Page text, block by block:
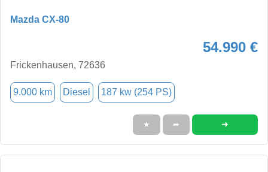
Mazda CX-80
54.990 €
Frickenhausen, 72636
9.000 km Diesel 187 kw (254 PS)
★ ➦ ➜